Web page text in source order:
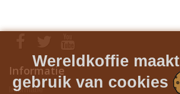
Informatie
Informatie
Wereldkoffie maakt
gebruik van cookies